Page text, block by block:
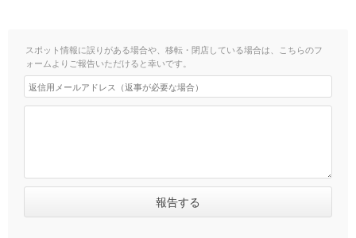
スポット情報に誤りがある場合や、移転・閉店している場合は、こちらのフ
ォームよりご報告いただけると幸いです。